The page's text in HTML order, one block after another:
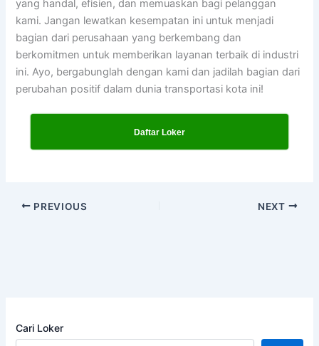
yang handal, efisien, dan memuaskan bagi pelanggan
kami. Jangan lewatkan kesempatan ini untuk menjadi
bagian dari perusahaan yang berkembang dan
berkomitmen untuk memberikan layanan terbaik di industri
ini. Ayo, bergabunglah dengan kami dan jadilah bagian dari
perubahan positif dalam dunia transportasi kota ini!
Daftar Loker
PREVIOUS NEXT
Cari Loker